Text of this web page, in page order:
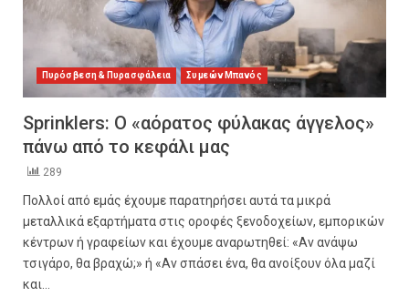
Πυρόσβεση & Πυρασφάλεια Συμεών Μπανός
Sprinklers: Ο «αόρατος φύλακας άγγελος»
πάνω από το κεφάλι μας
289
Πολλοί από εμάς έχουμε παρατηρήσει αυτά τα μικρά
μεταλλικά εξαρτήματα στις οροφές ξενοδοχείων, εμπορικών
κέντρων ή γραφείων και έχουμε αναρωτηθεί: «Αν ανάψω
τσιγάρο, θα βραχώ;» ή «Αν σπάσει ένα, θα ανοίξουν όλα μαζί
και...